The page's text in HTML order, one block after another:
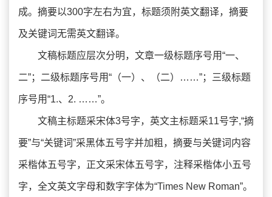
成。摘要以300字左右为宜，标题须附英文翻译，摘要
及关键词无需英文翻译。
文稿标题应层次分明，文章一级标题序号用“一、
二”；二级标题序号用“（一）、（二）……”；三级标题
序号用“1.、2. ……”。
文稿主标题采宋体3号字，英文主标题采11号字,“摘
要”与“关键词”采黑体五号字并加粗，摘要与关键词内容
采楷体五号字，正文采宋体五号字，注释采楷体小五号
字，全文英文字母和数字字体为“Times New Roman”。